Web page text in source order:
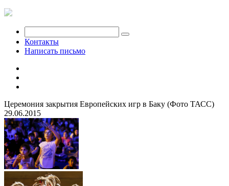
Контакты
Написать письмо
Церемония закрытия Европейских игр в Баку (Фото ТАСС)
29.06.2015